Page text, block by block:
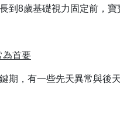
到8歲基礎視力固定前，寶
為首要
期，有一些先天異常與後